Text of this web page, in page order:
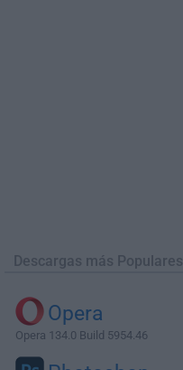
Descargas más Populares
Opera
Opera 134.0 Build 5954.46